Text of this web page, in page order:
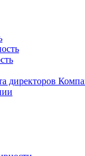
директоров